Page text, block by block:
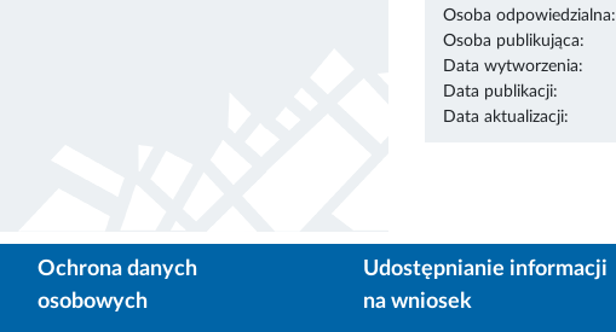
Osoba odpowiedzialna:
Osoba publikująca:
Data wytworzenia:
Data publikacji:
Data aktualizacji:
Ochrona danych
osobowych
Udostępnianie informacji
na wniosek